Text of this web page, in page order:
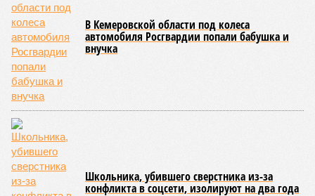
дольщики не видят. Ни Capital Group, ни кураторы
строительства не подтверждают ни соблюдения графика
строительства, ни объёма фактически выполненных работ.
Напрашивается закономерный вопрос: если
декларируемая «Capital Group модель (достраивать
проблемные объекты SSD») сработала на
Лосиноостровской, почему она не масштабируется на
Люблино? И означает ли отсутствие техники на площадке,
что в реальности подрядчик по «Станции Л» ещё даже не
определён?
2025–2026 годах, похоже, не изменили ситуацию.«В
последние месяцы в личном общении нам перестали